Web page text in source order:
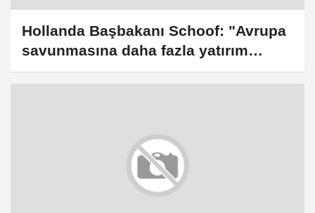
Hollanda Başbakanı Schoof: "Avrupa
savunmasına daha fazla yatırım
yapmalıyız"